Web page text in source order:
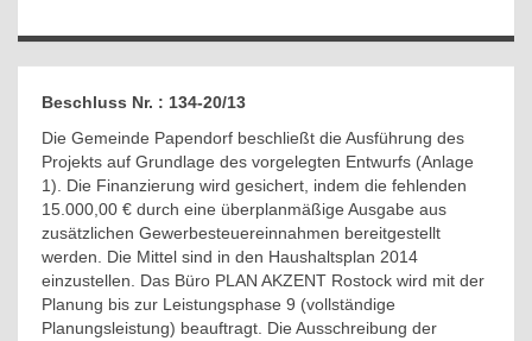
Beschluss Nr. : 134-20/13
Die Gemeinde Papendorf beschließt die Ausführung des
Projekts auf Grundlage des vorgelegten Entwurfs (Anlage
1). Die Finanzierung wird gesichert, indem die fehlenden
15.000,00 € durch eine überplanmäßige Ausgabe aus
zusätzlichen Gewerbesteuereinnahmen bereitgestellt
werden. Die Mittel sind in den Haushaltsplan 2014
einzustellen. Das Büro PLAN AKZENT Rostock wird mit der
Planung bis zur Leistungsphase 9 (vollständige
Planungsleistung) beauftragt. Die Ausschreibung der